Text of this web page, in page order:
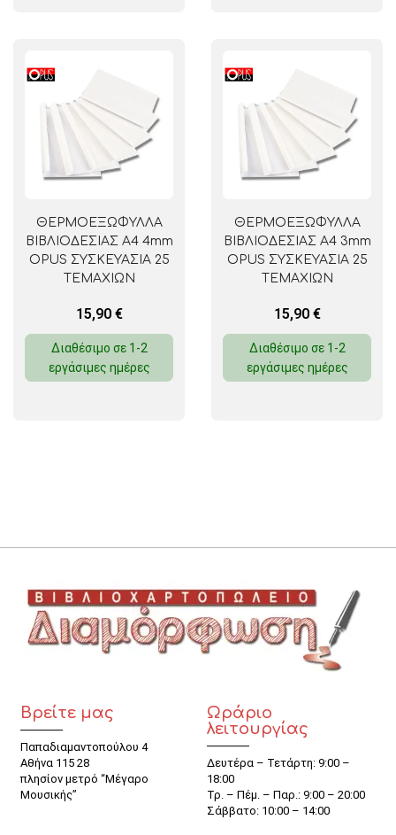
ΘΕΡΜΟΕΞΩΦΥΛΛΑ
ΒΙΒΛΙΟΔΕΣΙΑΣ A4 4mm
OPUS ΣΥΣΚΕΥΑΣΙΑ 25
ΤΕΜΑΧΙΩΝ
15,90 €
Διαθέσιμο σε 1-2
εργάσιμες ημέρες
ΘΕΡΜΟΕΞΩΦΥΛΛΑ
ΒΙΒΛΙΟΔΕΣΙΑΣ A4 3mm
OPUS ΣΥΣΚΕΥΑΣΙΑ 25
ΤΕΜΑΧΙΩΝ
15,90 €
Διαθέσιμο σε 1-2
εργάσιμες ημέρες
Βρείτε μας
Παπαδιαμαντοπούλου 4
Αθήνα 115 28
πλησίον μετρό “Μέγαρο
Μουσικής”
Ωράριο
λειτουργίας
Δευτέρα – Τετάρτη: 9:00 –
18:00
Τρ. – Πέμ. – Παρ.: 9:00 – 20:00
Σάββατο: 10:00 – 14:00